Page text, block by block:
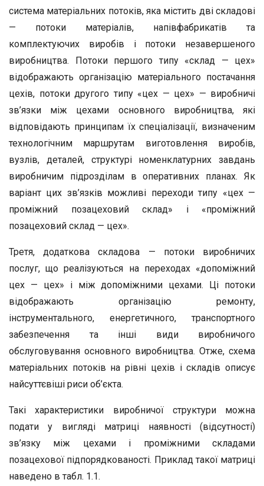
система матеріальних потоків, яка містить дві складові
— потоки матеріалів, напівфабрикатів та
комплектуючих виробів і потоки незавершеного
виробництва. Потоки першого типу «склад — цех»
відображають організацію матеріального постачання
цехів, потоки другого типу «цех — цех» — виробничі
зв’язки між цехами основного виробництва, які
відповідають принципам їх спеціалізації, визначеним
технологічним маршрутам виготовлення виробів,
вузлів, деталей, структурі номенклатурних завдань
виробничим підрозділам в оперативних планах. Як
варіант цих зв’язків можливі переходи типу «цех —
проміжний позацеховий склад» і «проміжний
позацеховий склад — цех».
Третя, додаткова складова — потоки виробничих
послуг, що реалізуються на переходах «допоміжний
цех — цех» і між допоміжними цехами. Ці потоки
відображають організацію ремонту,
інструментального, енергетичного, транспортного
забезпечення та інші види виробничого
обслуговування основного виробництва. Отже, схема
матеріальних потоків на рівні цехів і складів описує
найсуттєвіші риси об’єкта.
Такі характеристики виробничої структури можна
подати у вигляді матриці наявності (відсутності)
зв’язку між цехами і проміжними складами
позацехової підпорядкованості. Приклад такої матриці
наведено в табл. 1.1.